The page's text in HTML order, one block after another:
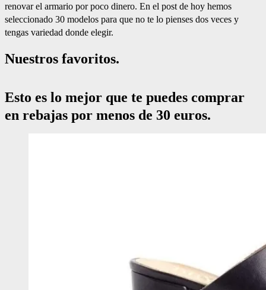
renovar el armario por poco dinero. En el post de hoy hemos
seleccionado 30 modelos para que no te lo pienses dos veces y
tengas variedad donde elegir.
Nuestros favoritos.
Esto es lo mejor que te puedes comprar
en rebajas por menos de 30 euros.